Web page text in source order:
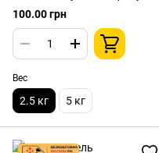
Е-КО-Т универсальный с
лавандой впитывающий
темные гранулы, 2,5кг
100.00 грн
Вес
2.5 кг 5 кг